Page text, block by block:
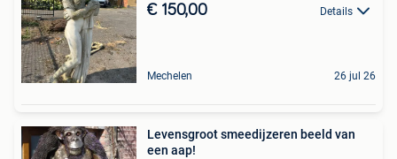
€ 150,00 Details
Mechelen 26 jul 26
Levensgroot smeedijzeren beeld van
een aap!